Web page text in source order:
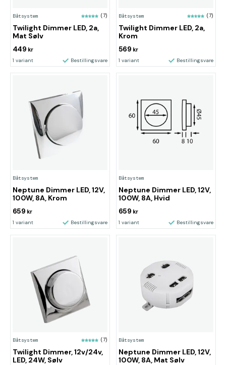
Båtsystem (7)
Twilight Dimmer LED, 2a,
Mat Sølv
449 kr
1 variant Bestillingsvare
Båtsystem (7)
Twilight Dimmer LED, 2a,
Krom
569 kr
1 variant Bestillingsvare
Båtsystem
Neptune Dimmer LED, 12V,
100W, 8A, Krom
659 kr
1 variant Bestillingsvare
Båtsystem
Neptune Dimmer LED, 12V,
100W, 8A, Hvid
659 kr
1 variant Bestillingsvare
Båtsystem (7)
Twilight Dimmer, 12v/24v,
LED, 24W, Sølv
Båtsystem
Neptune Dimmer LED, 12V,
100W, 8A, Mat Sølv